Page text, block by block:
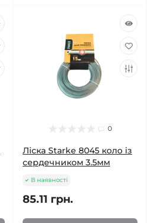
0
Ліска Starke 8045 коло із
сердечником 3.5мм
В наявності
85.11 грн.